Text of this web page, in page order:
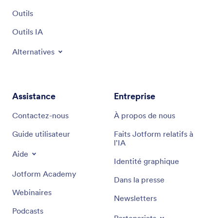
Outils
Outils IA
Alternatives
Assistance
Contactez-nous
Guide utilisateur
Aide
Jotform Academy
Webinaires
Podcasts
Entreprise
À propos de nous
Faits Jotform relatifs à
l'IA
Identité graphique
Dans la presse
Newsletters